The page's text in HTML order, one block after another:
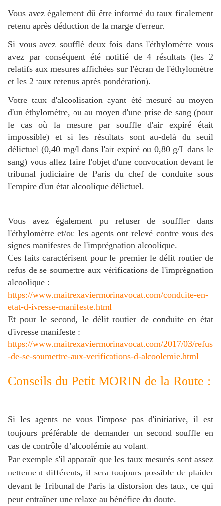
Vous avez également dû être informé du taux finalement
retenu après déduction de la marge d'erreur.
Si vous avez soufflé deux fois dans l'éthylomètre vous
avez par conséquent été notifié de 4 résultats (les 2
relatifs aux mesures affichées sur l'écran de l'éthylomètre
et les 2 taux retenus après pondération).
Votre taux d'alcoolisation ayant été mesuré au moyen
d'un éthylomètre, ou au moyen d'une prise de sang (pour
le cas où la mesure par souffle d'air expiré était
impossible) et si les résultats sont au-delà du seuil
délictuel (0,40 mg/l dans l'air expiré ou 0,80 g/L dans le
sang) vous allez faire l'objet d'une convocation devant le
tribunal judiciaire de Paris du chef de conduite sous
l'empire d'un état alcoolique délictuel.
Vous avez également pu refuser de souffler dans
l'éthylomètre et/ou les agents ont relevé contre vous des
signes manifestes de l'imprégnation alcoolique.
Ces faits caractérisent pour le premier le délit routier de
refus de se soumettre aux vérifications de l'imprégnation
alcoolique :
https://www.maitrexaviermorinavocat.com/conduite-en-
etat-d-ivresse-manifeste.html
Et pour le second, le délit routier de conduite en état
d'ivresse manifeste :
https://www.maitrexaviermorinavocat.com/2017/03/refus
-de-se-soumettre-aux-verifications-d-alcoolemie.html
Conseils du Petit MORIN de la Route :
Si les agents ne vous l'impose pas d'initiative, il est
toujours préférable de demander un second souffle en
cas de contrôle d’alcoolémie au volant.
Par exemple s'il apparaît que les taux mesurés sont assez
nettement différents, il sera toujours possible de plaider
devant le Tribunal de Paris la distorsion des taux, ce qui
peut entraîner une relaxe au bénéfice du doute.